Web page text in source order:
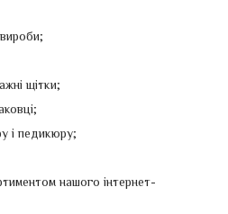
щітки;
і педикюру;
нашого інтернет-